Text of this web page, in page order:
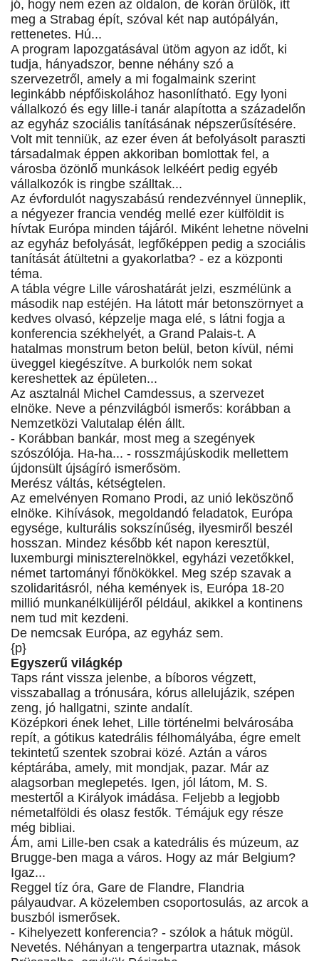
jó, hogy nem ezen az oldalon, de korán örülök, itt
meg a Strabag épít, szóval két nap autópályán,
rettenetes. Hú...
A program lapozgatásával ütöm agyon az időt, ki
tudja, hányadszor, benne néhány szó a
szervezetről, amely a mi fogalmaink szerint
leginkább népfőiskolához hasonlítható. Egy lyoni
vállalkozó és egy lille-i tanár alapította a századelőn
az egyház szociális tanításának népszerűsítésére.
Volt mit tenniük, az ezer éven át befolyásolt paraszti
társadalmak éppen akkoriban bomlottak fel, a
városba özönlő munkások lelkéért pedig egyéb
vállalkozók is ringbe szálltak...
Az évfordulót nagyszabású rendezvénnyel ünneplik,
a négyezer francia vendég mellé ezer külföldit is
hívtak Európa minden tájáról. Miként lehetne növelni
az egyház befolyását, legfőképpen pedig a szociális
tanítását átültetni a gyakorlatba? - ez a központi
téma.
A tábla végre Lille városhatárát jelzi, eszmélünk a
második nap estéjén. Ha látott már betonszörnyet a
kedves olvasó, képzelje maga elé, s látni fogja a
konferencia székhelyét, a Grand Palais-t. A
hatalmas monstrum beton belül, beton kívül, némi
üveggel kiegészítve. A burkolók nem sokat
kereshettek az épületen...
Az asztalnál Michel Camdessus, a szervezet
elnöke. Neve a pénzvilágból ismerős: korábban a
Nemzetközi Valutalap élén állt.
- Korábban bankár, most meg a szegények
szószólója. Ha-ha... - rosszmájúskodik mellettem
újdonsült újságíró ismerősöm.
Merész váltás, kétségtelen.
Az emelvényen Romano Prodi, az unió leköszönő
elnöke. Kihívások, megoldandó feladatok, Európa
egysége, kulturális sokszínűség, ilyesmiről beszél
hosszan. Mindez később két napon keresztül,
luxemburgi miniszterelnökkel, egyházi vezetőkkel,
német tartományi főnökökkel. Meg szép szavak a
szolidaritásról, néha kemények is, Európa 18-20
millió munkanélkülijéről például, akikkel a kontinens
nem tud mit kezdeni.
De nemcsak Európa, az egyház sem.
{p}
Egyszerű világkép
Taps ránt vissza jelenbe, a bíboros végzett,
visszaballag a trónusára, kórus allelujázik, szépen
zeng, jó hallgatni, szinte andalít.
Középkori ének lehet, Lille történelmi belvárosába
repít, a gótikus katedrális félhomályába, égre emelt
tekintetű szentek szobrai közé. Aztán a város
képtárába, amely, mit mondjak, pazar. Már az
alagsorban meglepetés. Igen, jól látom, M. S.
mestertől a Királyok imádása. Feljebb a legjobb
németalföldi és olasz festők. Témájuk egy része
még bibliai.
Ám, ami Lille-ben csak a katedrális és múzeum, az
Brugge-ben maga a város. Hogy az már Belgium?
Igaz...
Reggel tíz óra, Gare de Flandre, Flandria
pályaudvar. A közelemben csoportosulás, az arcok a
buszból ismerősek.
- Kihelyezett konferencia? - szólok a hátuk mögül.
Nevetés. Néhányan a tengerpartra utaznak, mások